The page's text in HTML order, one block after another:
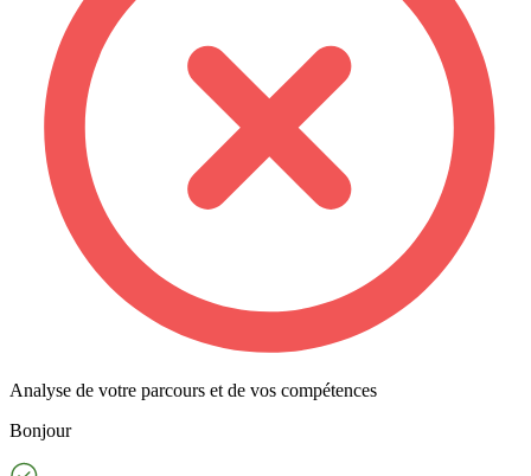
Analyse de votre parcours et de vos compétences
Bonjour